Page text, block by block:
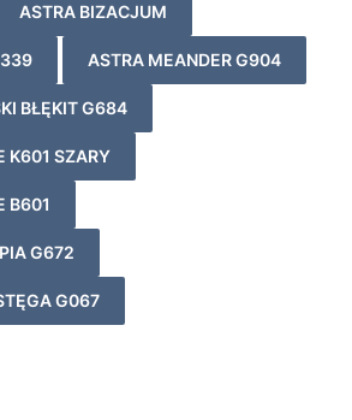
ASTRA BIZACJUM
ASTRA MEANDER G904
BŁĘKIT G684
K601 SZARY
B601
G672
G067